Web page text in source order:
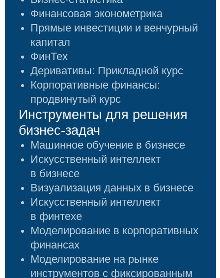
решений
*Набор курсов обновляется ежегодно
и может отличаться